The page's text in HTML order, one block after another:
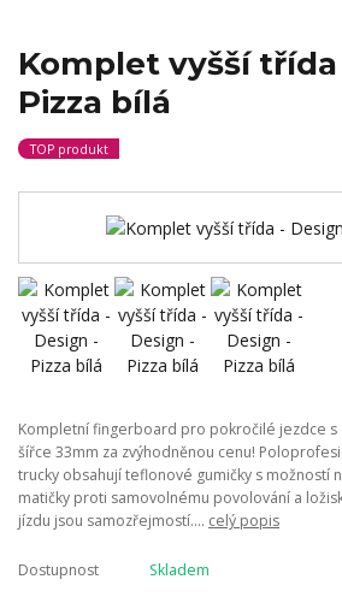
Komplet vyšší třída
Pizza bílá
TOP produkt
Kompletní fingerboard pro pokročilé jezdce s
šířce 33mm za zvýhodněnou cenu!
trucky obsahují teflonové gumičky s možností
matičky proti samovolnému povolování a
jízdu jsou samozřejmostí.... celý popis
Dostupnost
Skladem